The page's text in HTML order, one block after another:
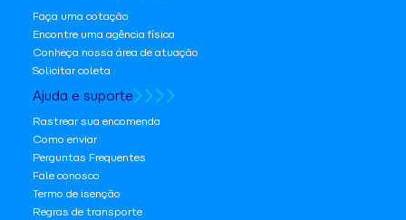
Faça uma cotação
Encontre uma agência física
Conheça nossa área de atuação
Solicitar coleta
Ajuda e suporte
Rastrear sua encomenda
Como enviar
Perguntas Frequentes
Fale conosco
Termo de isenção
Regras de transporte